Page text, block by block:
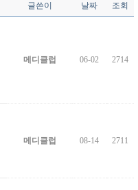
글쓴이 날짜 조회
메디클럽 06-02 2714
메디클럽 08-14 2711